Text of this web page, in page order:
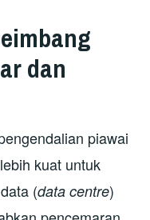
dan
piawai
kuat untuk
(data centre)